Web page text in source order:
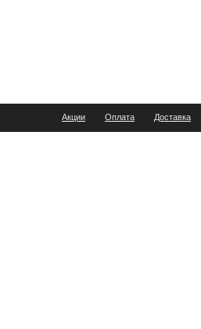
Акции Оплата Доставка